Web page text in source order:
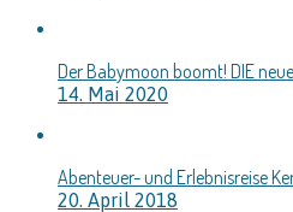
Der Babymoon boomt! DIE
14. Mai 2020
Abenteuer- und Erlebnisreise
20. April 2018